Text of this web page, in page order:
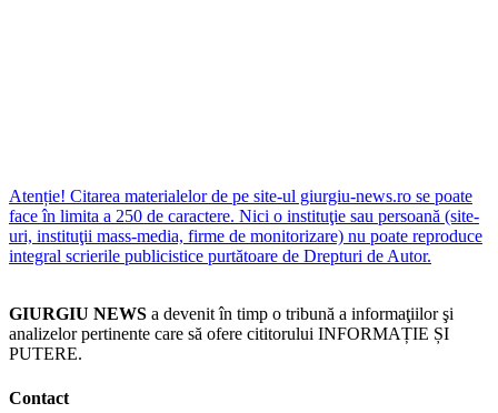
Atenție! Citarea materialelor de pe site-ul giurgiu-news.ro se poate
face în limita a 250 de caractere. Nici o instituţie sau persoană (site-
uri, instituţii mass-media, firme de monitorizare) nu poate reproduce
integral scrierile publicistice purtătoare de Drepturi de Autor.
GIURGIU NEWS a devenit în timp o tribună a informaţiilor şi
analizelor pertinente care să ofere cititorului INFORMAȚIE ȘI
PUTERE.
Contact